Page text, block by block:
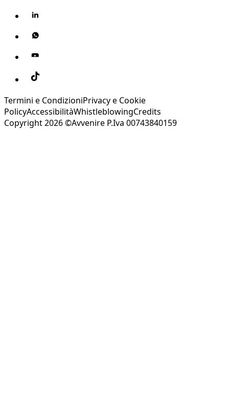
Termini e CondizioniPrivacy e Cookie
PolicyAccessibilitàWhistleblowingCredits
Copyright 2026 ©Avvenire P.Iva 00743840159